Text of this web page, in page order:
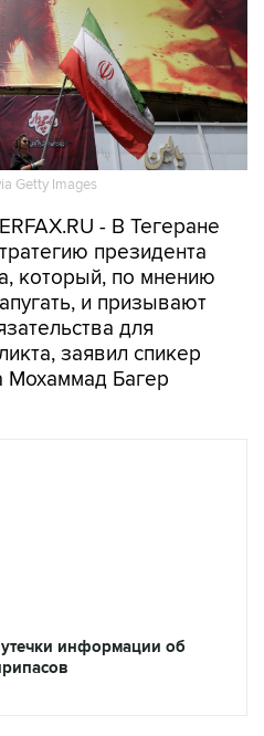
Getty Images
- В Тегеране
президента
который, по мнению
и призывают
для
заявил спикер
Мохаммад Багер
информации об